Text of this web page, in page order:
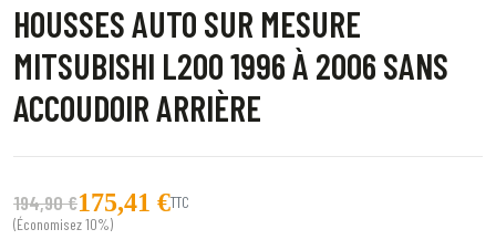
HOUSSES AUTO SUR MESURE
MITSUBISHI L200 1996 À 2006 SANS
ACCOUDOIR ARRIÈRE
194,90 €175,41 €TTC
(Économisez 10%)